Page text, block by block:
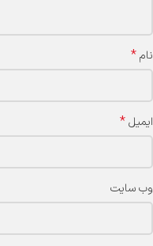
نام*
ایمیل*
وب‌ سایت